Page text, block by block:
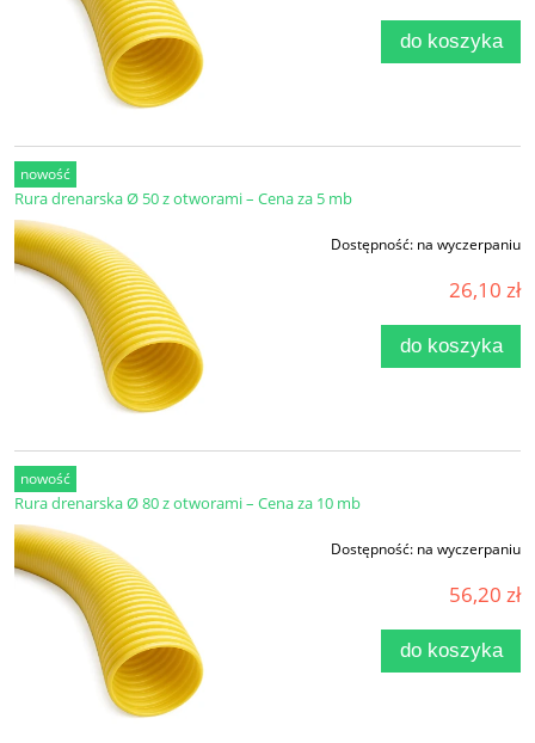
do koszyka
Rura drenarska Ø 50 z otworami – Cena za 5 mb
Dostępność: na wyczerpaniu
26,10 zł
do koszyka
nowość
Rura drenarska Ø 80 z otworami – Cena za 10 mb
Dostępność: na wyczerpaniu
56,20 zł
do koszyka
nowość